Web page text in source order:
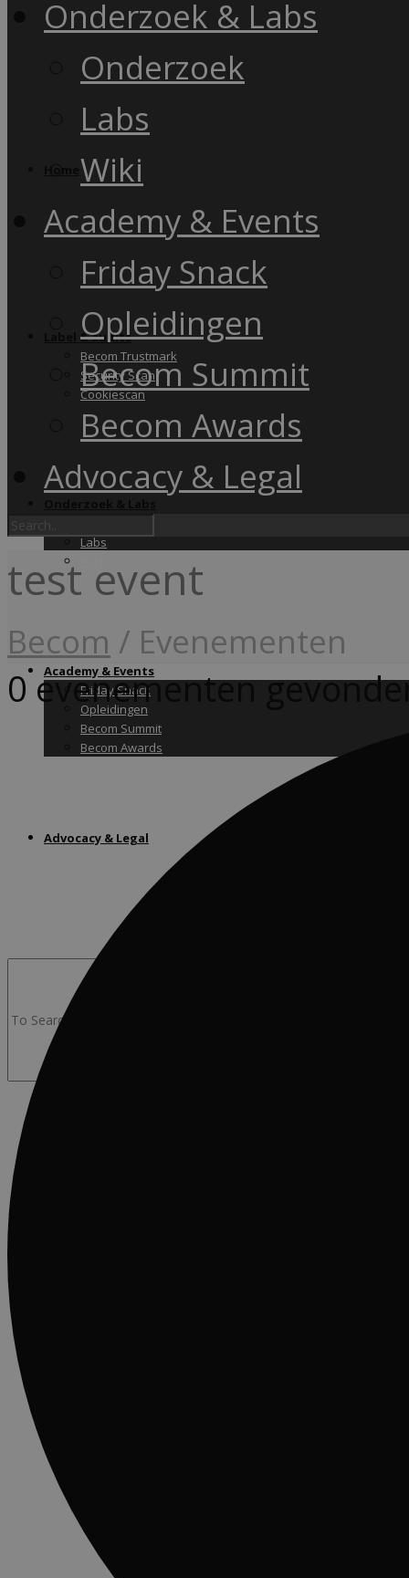
Label & audits
Becom Trustmark
Security Scan
Cookiescan
Labs
Academy & Events
Friday Snack
Opleidingen
Becom Summit
Becom Awards
Advocacy & Legal
Onderzoek & Labs
Onderzoek
Labs
Wiki
Academy & Events
Friday Snack
Opleidingen
Becom Summit
Becom Awards
Advocacy & Legal
test event
Becom / Evenementen
0 evenementen